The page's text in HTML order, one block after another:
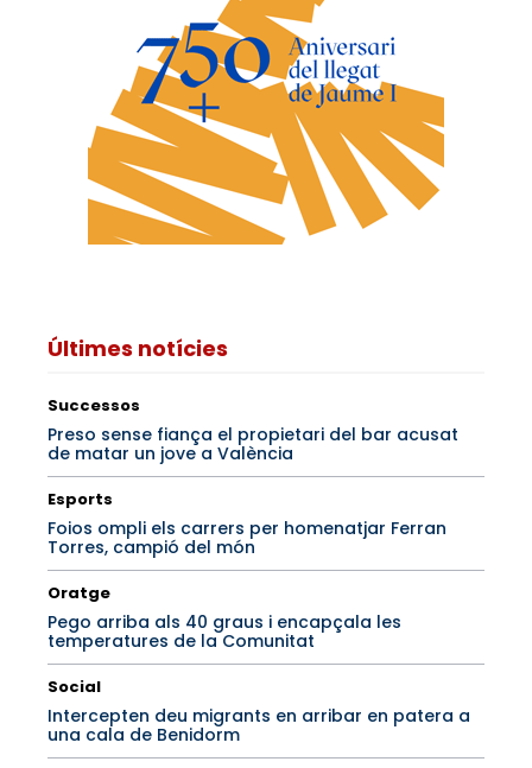
Últimes notícies
Successos
Preso sense fiança el propietari del bar acusat
de matar un jove a València
Esports
Foios ompli els carrers per homenatjar Ferran
Torres, campió del món
Oratge
Pego arriba als 40 graus i encapçala les
temperatures de la Comunitat
Social
Intercepten deu migrants en arribar en patera a
una cala de Benidorm